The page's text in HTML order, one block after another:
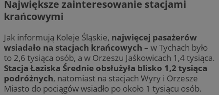
Największe zainteresowanie stacjami
krańcowymi
Jak informują Koleje Śląskie, najwięcej pasażerów
wsiadało na stacjach krańcowych – w Tychach było
to 2,6 tysiąca osób, a w Orzeszu Jaśkowicach 1,4 tysiąca.
Stacja Łaziska Średnie obsłużyła blisko 1,2 tysiąca
podróżnych, natomiast na stacjach Wyry i Orzesze
Miasto do pociągów wsiadło po około 1 tysiącu osób.